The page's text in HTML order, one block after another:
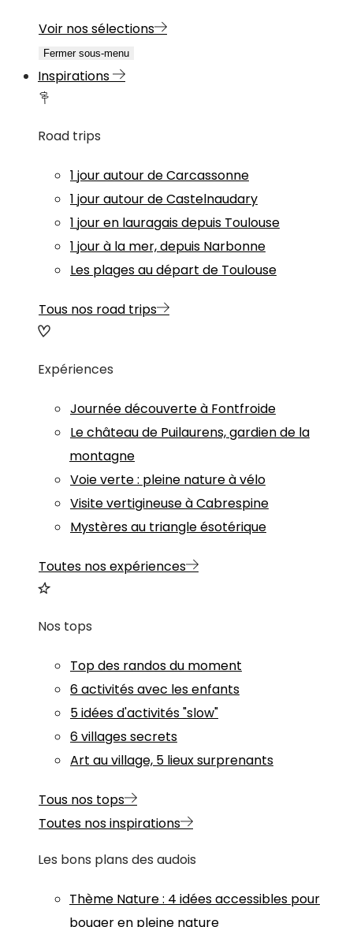
Voir nos sélections
Fermer sous-menu
Inspirations
Road trips
1 jour autour de Carcassonne
1 jour autour de Castelnaudary
1 jour en lauragais depuis Toulouse
1 jour à la mer, depuis Narbonne
Les plages au départ de Toulouse
Tous nos road trips
Expériences
Journée découverte à Fontfroide
Le château de Puilaurens, gardien de la
montagne
Voie verte : pleine nature à vélo
Visite vertigineuse à Cabrespine
Mystères au triangle ésotérique
Toutes nos expériences
Nos tops
Top des randos du moment
6 activités avec les enfants
5 idées d'activités "slow"
6 villages secrets
Art au village, 5 lieux surprenants
Tous nos tops
Toutes nos inspirations
Les bons plans des audois
Thème Nature: 4 idées accessibles pour
bouger en pleine nature